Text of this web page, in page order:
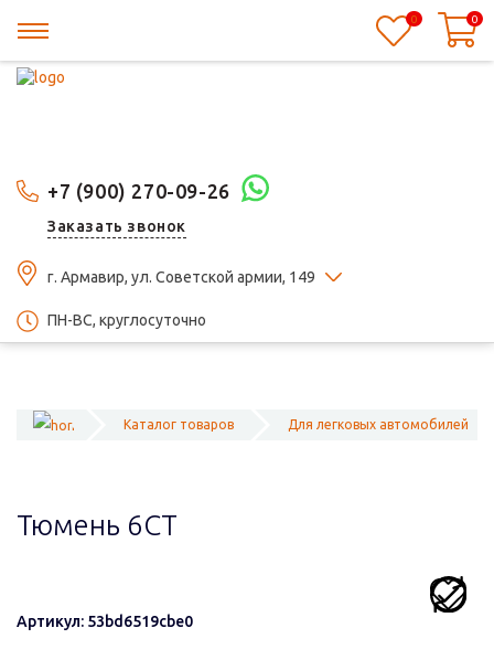
+7 (900) 270-09-26
Заказать звонок
г. Армавир, ул. Советской армии, 149
ПН-ВС, круглосуточно
0 0
Каталог товаров Для легковых автомобилей
Тюмень 6СТ
Артикул: 53bd6519cbe0